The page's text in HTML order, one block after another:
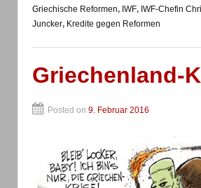
Griechische Reformen, IWF, IWF-Chefin
Juncker, Kredite gegen Reformen
Griechenland-
Posted on 9. Februar 2016